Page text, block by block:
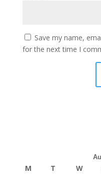
Save my name,
for the next time I
M T W